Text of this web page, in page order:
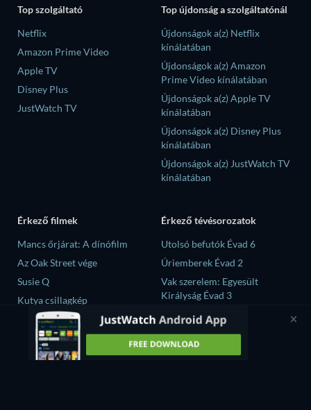
Top szolgáltató
Netflix
Amazon Prime Video
Apple TV
Disney Plus
JustWatch TV
Top újdonság a szolgáltatónál
Újdonságok a(z) Netflix
kínálatában
Újdonságok a(z) Amazon
Prime Video kínálatában
Újdonságok a(z) Apple TV
kínálatában
Újdonságok a(z) Disney Plus
kínálatában
Újdonságok a(z) JustWatch TV
kínálatában
Érkező filmek
Mancs őrjárat: A dínófilm
Az Oak Street vége
Susie Q
Kutya csillagkép
A sivatag fia
Érkező tévésorozatok
Utolsó befutók Évad 6
Úriemberek Évad 2
Vak szerelem: Egyesült
Királyság Évad 3
Until the T-Shirt Dries Évad 1
A szilánkok Évad 1